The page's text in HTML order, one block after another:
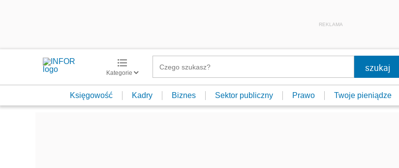
REKLAMA
Kategorie
Księgowość Kadry Biznes Sektor publiczny Prawo Twoje pieniądze